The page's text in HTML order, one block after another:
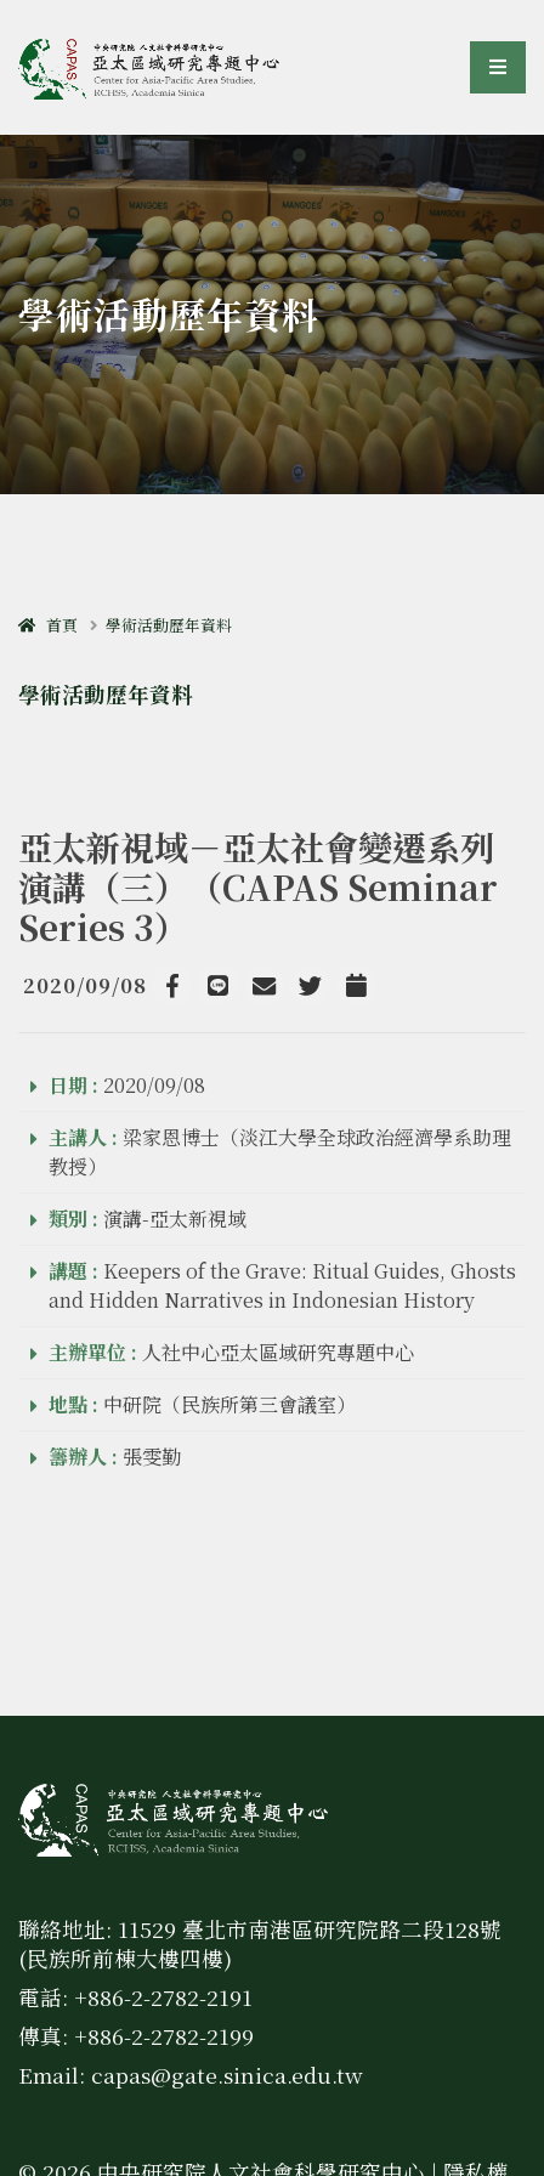
亞太區域研究專題中心選
:::
學術活動歷年資料
首頁 學術活動歷年資料
學術活動歷年資料
亞太新視域－亞太社會變遷系列
演講（三）（CAPAS Seminar
Series 3）
2020/09/08
Facebook TwitterAdd to Calendar
日期 : 2020/09/08
主講人 : 梁家恩博士（淡江大學全球政治經濟學系助理
教授）
類別 : 演講-亞太新視域
講題 : Keepers of the Grave: Ritual Guides, Ghosts
and Hidden Narratives in Indonesian History
主辦單位 : 人社中心亞太區域研究專題中心
地點 : 中研院（民族所第三會議室）
籌辦人 : 張雯勤
聯絡地址: 11529 臺北市南港區研究院路二段128號
(民族所前棟大樓四樓)
電話: +886-2-2782-2191
傳真: +886-2-2782-2199
Email: capas@gate.sinica.edu.tw